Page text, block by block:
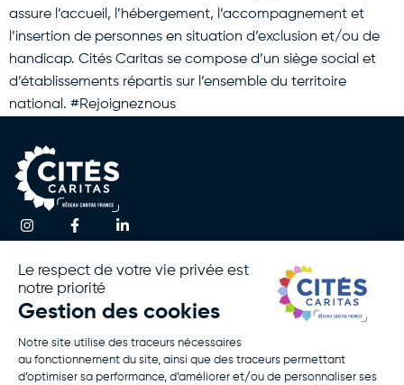
assure l’accueil, l’hébergement, l’accompagnement et
l’insertion de personnes en situation d’exclusion et/ou de
handicap. Cités Caritas se compose d’un siège social et
d’établissements répartis sur l’ensemble du territoire
national. #Rejoigneznous
Notre
Association
Activités
Agir Avec
Presse
D’activité
Politique De
Contactez-nous
!